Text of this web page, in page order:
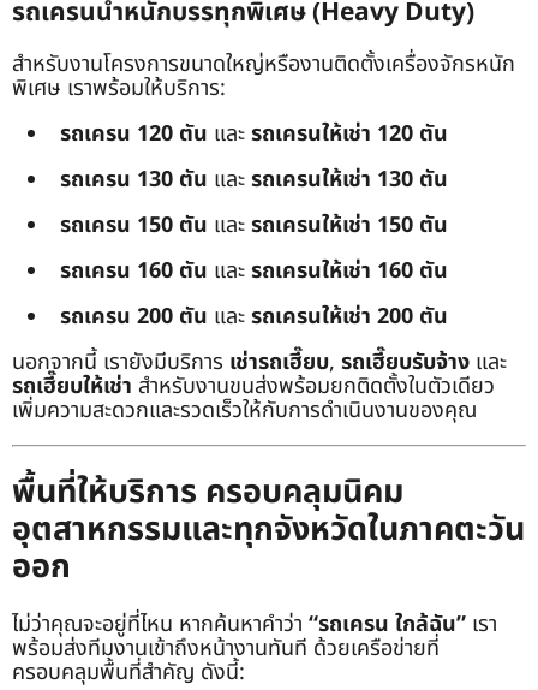
รถเครนน้ำหนักบรรทุกพิเศษ (Heavy Duty)
สำหรับงานโครงการขนาดใหญ่หรืองานติดตั้งเครื่องจักรหนัก
พิเศษ เราพร้อมให้บริการ:
รถเครน 120 ตัน และรถเครนให้เช่า 120 ตัน
รถเครน 130 ตัน และรถเครนให้เช่า 130 ตัน
รถเครน 150 ตัน และรถเครนให้เช่า 150 ตัน
รถเครน 160 ตัน และรถเครนให้เช่า 160 ตัน
รถเครน 200 ตัน และรถเครนให้เช่า 200 ตัน
นอกจากนี้ เรายังมีบริการ เช่ารถเฮี๊ยบ, รถเฮี๊ยบรับจ้าง และ
รถเฮี๊ยบให้เช่า สำหรับงานขนส่งพร้อมยกติดตั้งในตัวเดียว
เพิ่มความสะดวกและรวดเร็วให้กับการดำเนินงานของคุณ
พื้นที่ให้บริการ ครอบคลุมนิคม
อุตสาหกรรมและทุกจังหวัดในภาคตะวัน
ออก
ไม่ว่าคุณจะอยู่ที่ไหน หากค้นหาคำว่า “รถเครน ใกล้ฉัน” เรา
พร้อมส่งทีมงานเข้าถึงหน้างานทันที ด้วยเครือข่ายที่
ครอบคลุมพื้นที่สำคัญ ดังนี้: